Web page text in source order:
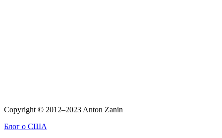
Copyright © 2012–2023 Anton Zanin
Блог о США